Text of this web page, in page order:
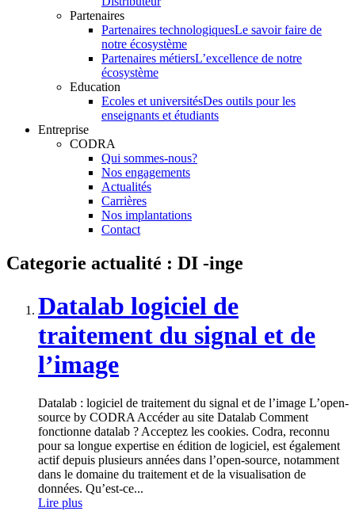
Partenaires
Partenaires technologiquesLe savoir faire de
notre écosystème
Partenaires métiersL’excellence de notre
écosystème
Education
Ecoles et universitésDes outils pour les
enseignants et étudiants
Entreprise
CODRA
Qui sommes-nous?
Nos engagements
Actualités
Carrières
Nos implantations
Contact
Categorie actualité : DI -inge
Datalab logiciel de
traitement du signal et de
l’image
Datalab : logiciel de traitement du signal et de l’image L’open-
source by CODRA Accéder au site Datalab Comment
fonctionne datalab ? Acceptez les cookies. Codra, reconnu
pour sa longue expertise en édition de logiciel, est également
actif depuis plusieurs années dans l’open-source, notamment
dans le domaine du traitement et de la visualisation de
données. Qu’est-ce...
Lire plus